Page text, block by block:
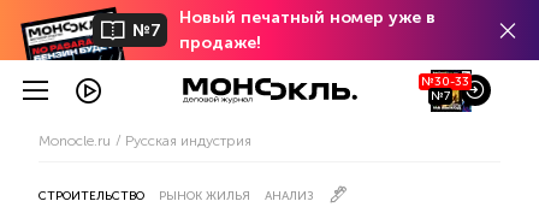
№7
Новый печатный номер уже в
продаже!
№30-33
№7
Monocle.ru Русская индустрия
СТРОИТЕЛЬСТВО РЫНОК ЖИЛЬЯ АНАЛИЗ